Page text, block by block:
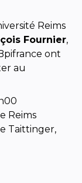
Reims
Fournier,
ont
au
Reims
Taittinger,